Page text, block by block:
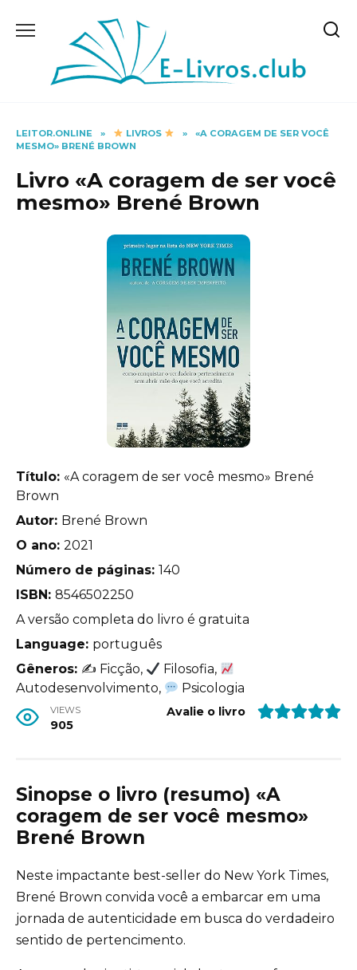
LEITOR.ONLINE » LIVROS »
«A CORAGEM DE SER VOCÊ
MESMO» BRENÉ BROWN
Livro «A coragem de ser você
mesmo» Brené Brown
Título: «A coragem de ser você mesmo» Brené
Brown
Autor: Brené Brown
O ano: 2021
Número de páginas: 140
ISBN: 8546502250
A versão completa do livro é gratuita
Language: português
Gêneros: ✍ Ficção,
Filosofia,
Autodesenvolvimento,
Psicologia
VIEWS
905
Avalie o livro
Sinopse o livro (resumo) «A
coragem de ser você mesmo»
Brené Brown
Neste impactante best-seller do New York Times,
Brené Brown convida você a embarcar em uma
jornada de autenticidade em busca do verdadeiro
sentido de pertencimento.